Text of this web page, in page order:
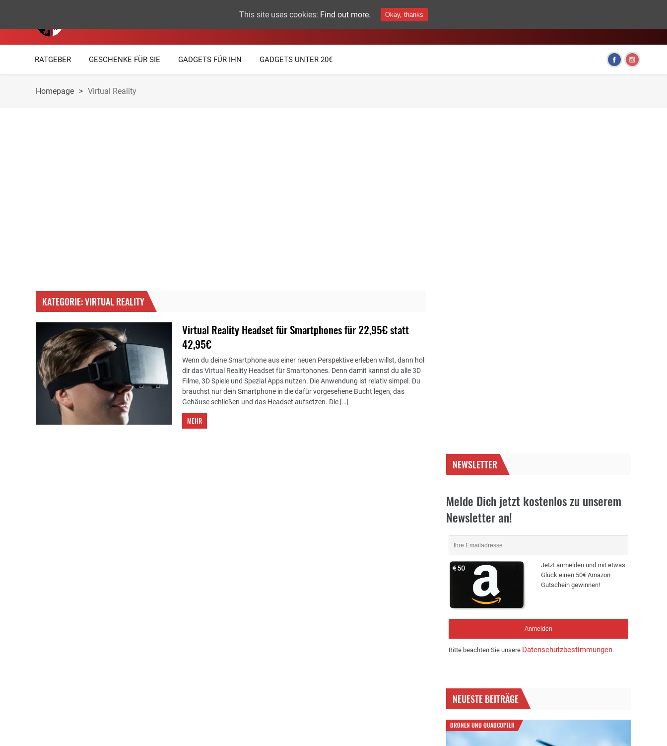
TECHNIK GADGETS
RATGEBER GESCHENKE FÜR SIE GADGETS FÜR IHN GADGETS UNTER 20€
Homepage > Virtual Reality
KATEGORIE: VIRTUAL REALITY
Virtual Reality Headset für Smartphones für 22,95€ statt
42,95€
Wenn du deine Smartphone aus einer neuen Perspektive erleben willst, dann hol
dir das Virtual Reality Headset für Smartphones. Denn damit kannst du alle 3D
Filme, 3D Spiele und Spezial Apps nutzen. Die Anwendung ist relativ simpel. Du
brauchst nur dein Smartphone in die dafür vorgesehene Bucht legen, das
Gehäuse schließen und das Headset aufsetzen. Die […]
MEHR
NEWSLETTER
Melde Dich jetzt kostenlos zu unserem
Newsletter an!
Jetzt anmelden und mit etwas
Glück einen 50€ Amazon
Gutschein gewinnen!
Bitte beachten Sie unsere Datenschutzbestimmungen.
NEUESTE BEITRÄGE
DRONEN UND QUADCOPTER
This site uses cookies: Find out more. Okay, thanks